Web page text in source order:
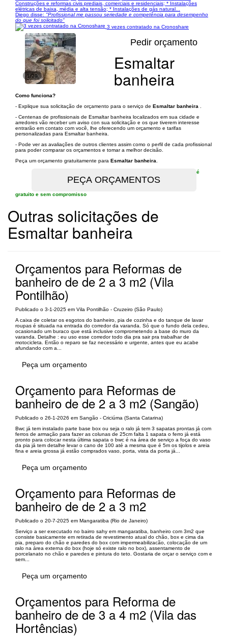
Construções e reformas civis prediais, comerciais e residenciais; * Instalações
elétricas de baixa, média e alta tensão; * Instalações de gás natural...
Diego disse: "Profissional me passou seriedade e competência para desempenho
do que foi solicitado"
3 vezes contratado na Cronoshare
1/79
Pedir orçamento
Esmaltar
banheira
Como funciona?
- Explique sua solicitação de orçamento para o serviço de Esmaltar banheira
- Centenas de profissionais de Esmaltar banheira localizados em sua cidade e
arredores vão receber um aviso con sua solicitação e os que tiverem interesse
entrarão em contato com você, lhe oferecendo um orçamento e tarifas
personalizadas para Esmaltar banheira.
- Pode ver as avaliações de outros clientes assim como o perfil de cada profissional
para poder comparar os orçamentos e tomar a melhor decisão.
Peça um orçamento gratuitamente para Esmaltar banheira
é
gratuito e sem compromisso
Outras solicitações de
Esmaltar banheira
Orçamentos para Reformas de
banheiro de de 2 a 3 m2 (Vila
Pontilhão)
Publicado o 3-1-2025 em Vila Pontilhão - Cruzeiro (São Paulo)
A caixa de coletar os esgotos do banheiro, pia de cozinha e do tanque de lavar
roupas é situada na entrada do corredor da varanda. Só que o fundo dela cedeu,
ocasionado um buraco que está inclusive comprometendo a base do muro da
varanda. Detalhe : eu uso esse corredor todo dia pra sair pra trabalhar de
motocicleta. Então o reparo se faz necessário e urgente, antes que eu acabe
afundando com a...
Peça um orçamento
Orçamento para Reformas de
banheiro de de 2 a 3 m2 (Sangão)
Publicado o 26-1-2026 em Sangão - Criciúma (Santa Catarina)
Bwc já tem instalado parte base box ou seja o ralo já tem 3 sapatas prontas já com
ferros de armação para fazer as colunas de 25cm falta 1 sapata o ferro já está
pronto para colocar nesta última sapata o bwc é na área de serviço a foça do vaso
da pia já tem detalhe levar o cano de 100 até a mesma que é 5m os tijolos e areia
fina e areia grossa já estão comprados vaso, porta, vista da porta já...
Peça um orçamento
Orçamento para Reformas de
banheiro de de 2 a 3 m2
Publicado o 20-7-2025 em Mangaratiba (Rio de Janeiro)
Serviço a ser executado no bairro sahy em mangaratiba, banheiro com 3m2 que
consiste basicamente em retirada de revestimento atual do chão, box e cima da
pia, preparo do chão e paredes do box com impermeabilizacão, colocação de um
ralo na área externa do box (hoje só existe ralo no box), assentamento de
porcelanato no chão e paredes e pintura do teto. Gostaria de orçar o serviço com e
sem...
Peça um orçamento
Orçamentos para Reforma de
banheiro de de 3 a 4 m2 (Vila das
Hortências)